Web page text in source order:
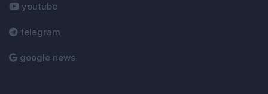
youtube
telegram
google news